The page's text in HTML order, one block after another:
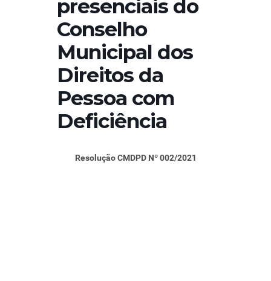
presenciais do
Conselho
Municipal dos
Direitos da
Pessoa com
Deficiência
Resolução CMDPD Nº 002/2021